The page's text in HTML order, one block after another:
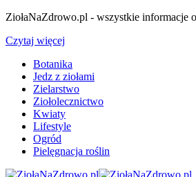
ZiołaNaZdrowo.pl - wszystkie informacje
Czytaj więcej
Botanika
Jedz z ziołami
Zielarstwo
Ziołolecznictwo
Kwiaty
Lifestyle
Ogród
Pielęgnacja roślin